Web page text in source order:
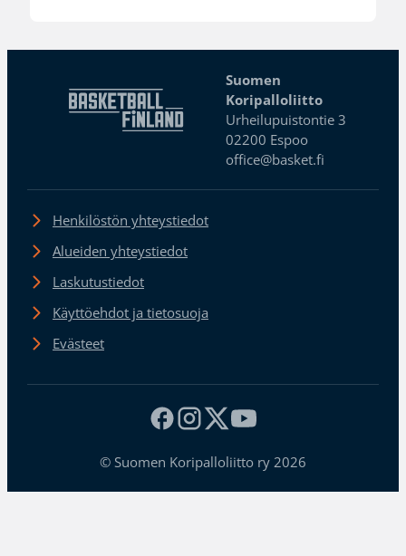
Suomen
Koripalloliitto
Urheilupuistontie 3
02200 Espoo
office@basket.fi
Henkilöstön yhteystiedot
Alueiden yhteystiedot
Laskutustiedot
Käyttöehdot ja tietosuoja
Evästeet
© Suomen Koripalloliitto ry 2026